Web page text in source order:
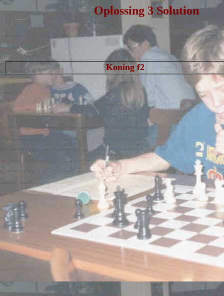
Oplossing 3
Koning f2